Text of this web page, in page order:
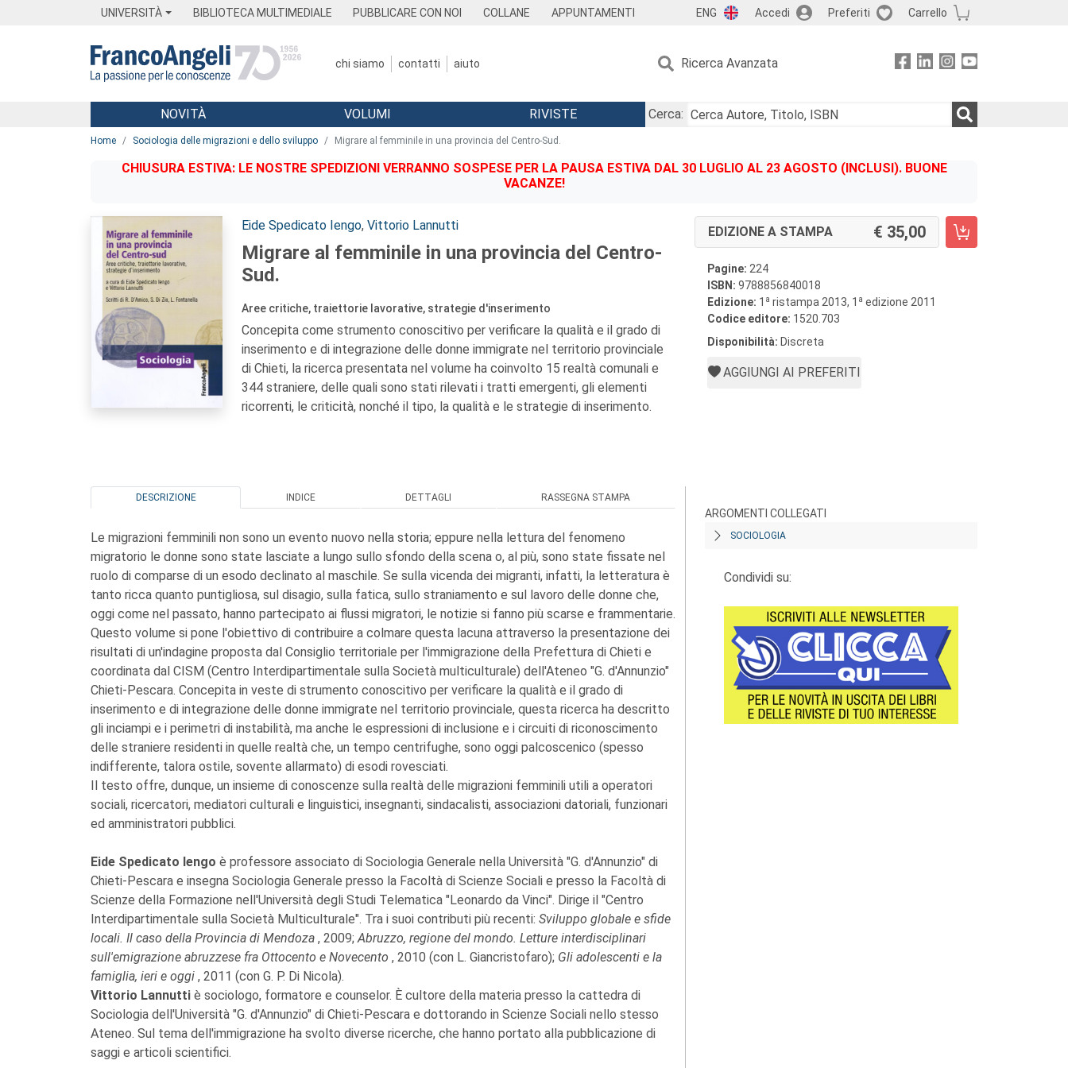
UNIVERSITÀ BIBLIOTECA MULTIMEDIALE PUBBLICARE CON NOI COLLANE APPUNTAMENTI ENG Accedi Preferiti Carrello
chi siamo contatti aiuto Ricerca Avanzata
Menu
NOVITÀ VOLUMI RIVISTE
Cerca:
Home Sociologia delle migrazioni e dello sviluppo Migrare al femminile in una provincia del Centro-Sud.
CHIUSURA ESTIVA: LE NOSTRE SPEDIZIONI VERRANNO SOSPESE PER LA PAUSA ESTIVA DAL 30 LUGLIO AL 23 AGOSTO (INCLUSI). BUONE
VACANZE!
Autori:
Eide Spedicato Iengo, Vittorio Lannutti
Migrare al femminile in una provincia del Centro-
Sud.
Aree critiche, traiettorie lavorative, strategie d'inserimento
Concepita come strumento conoscitivo per verificare la qualità e il grado di
inserimento e di integrazione delle donne immigrate nel territorio provinciale
di Chieti, la ricerca presentata nel volume ha coinvolto 15 realtà comunali e
344 straniere, delle quali sono stati rilevati i tratti emergenti, gli elementi
ricorrenti, le criticità, nonché il tipo, la qualità e le strategie di inserimento.
EDIZIONE A STAMPA 35,00
Pagine: 224
ISBN: 9788856840018
Edizione: 1 a ristampa 2013, 1 a edizione 2011
Codice editore: 1520.703
Disponibilità: Discreta
AGGIUNGI AI PREFERITI
DESCRIZIONE INDICE DETTAGLI RASSEGNA STAMPA
Le migrazioni femminili non sono un evento nuovo nella storia; eppure nella lettura del fenomeno
migratorio le donne sono state lasciate a lungo sullo sfondo della scena o, al più, sono state fissate nel
ruolo di comparse di un esodo declinato al maschile. Se sulla vicenda dei migranti, infatti, la letteratura è
tanto ricca quanto puntigliosa, sul disagio, sulla fatica, sullo straniamento e sul lavoro delle donne che,
oggi come nel passato, hanno partecipato ai flussi migratori, le notizie si fanno più scarse e frammentarie.
Questo volume si pone l'obiettivo di contribuire a colmare questa lacuna attraverso la presentazione dei
risultati di un'indagine proposta dal Consiglio territoriale per l'immigrazione della Prefettura di Chieti e
coordinata dal CISM (Centro Interdipartimentale sulla Società multiculturale) dell'Ateneo "G. d'Annunzio"
Chieti-Pescara. Concepita in veste di strumento conoscitivo per verificare la qualità e il grado di
inserimento e di integrazione delle donne immigrate nel territorio provinciale, questa ricerca ha descritto
gli inciampi e i perimetri di instabilità, ma anche le espressioni di inclusione e i circuiti di riconoscimento
delle straniere residenti in quelle realtà che, un tempo centrifughe, sono oggi palcoscenico (spesso
indifferente, talora ostile, sovente allarmato) di esodi rovesciati.
Il testo offre, dunque, un insieme di conoscenze sulla realtà delle migrazioni femminili utili a operatori
sociali, ricercatori, mediatori culturali e linguistici, insegnanti, sindacalisti, associazioni datoriali, funzionari
ed amministratori pubblici.
Eide Spedicato Iengo è professore associato di Sociologia Generale nella Università "G. d'Annunzio" di
Chieti-Pescara e insegna Sociologia Generale presso la Facoltà di Scienze Sociali e presso la Facoltà di
Scienze della Formazione nell'Università degli Studi Telematica "Leonardo da Vinci". Dirige il "Centro
Interdipartimentale sulla Società Multiculturale". Tra i suoi contributi più recenti: Sviluppo globale e sfide
locali. Il caso della Provincia di Mendoza , 2009;Abruzzo, regione del mondo. Letture interdisciplinari
sull'emigrazione abruzzese fra Ottocento e Novecento , 2010 (con L. Giancristofaro); Gli adolescenti e la
famiglia, ieri e oggi , 2011 (con G. P. Di Nicola).
Vittorio Lannutti è sociologo, formatore e counselor. È cultore della materia presso la cattedra di
Sociologia dell'Università "G. d'Annunzio" di Chieti-Pescara e dottorando in Scienze Sociali nello stesso
Ateneo. Sul tema dell'immigrazione ha svolto diverse ricerche, che hanno portato alla pubblicazione di
saggi e articoli scientifici.
ARGOMENTI COLLEGATI
SOCIOLOGIA
Condividi su: